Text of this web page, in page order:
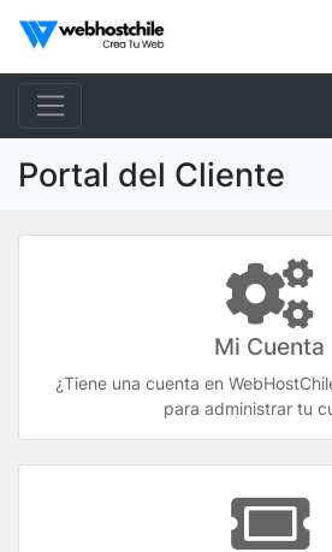
Portal del Cliente
Mi Cuenta
¿Tiene una cuenta en
para administrar tu